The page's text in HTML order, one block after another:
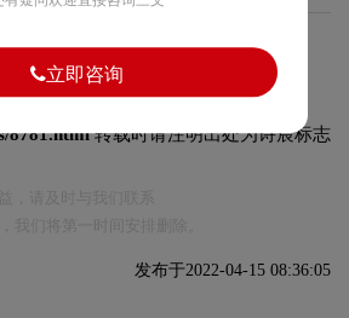
标志logo图片:
8781.html转载时请注明出处为诗宸标志
发布于2022-04-15 08:36:05
立即咨询